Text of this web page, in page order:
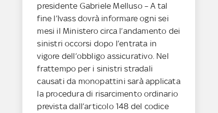
presidente Gabriele Melluso – A tal
fine l’Ivass dovrà informare ogni sei
mesi il Ministero circa l’andamento dei
sinistri occorsi dopo l’entrata in
vigore dell’obbligo assicurativo. Nel
frattempo per i sinistri stradali
causati da monopattini sarà applicata
la procedura di risarcimento ordinario
prevista dall’articolo 148 del codice